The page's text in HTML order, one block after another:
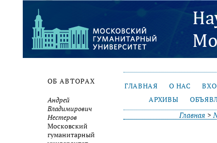
ОБ АВТОРАХ
Андрей
Владимирович
Нестеров
Московский
гуманитарный
ГЛАВНАЯ О НАС
АРХИВЫ
Главная >